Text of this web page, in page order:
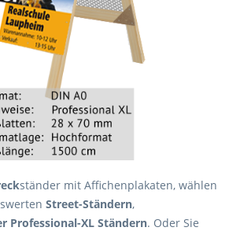
ständer mit Affichenplakaten, wählen
Street-Ständern,
Professional-XL Ständern. Oder Sie